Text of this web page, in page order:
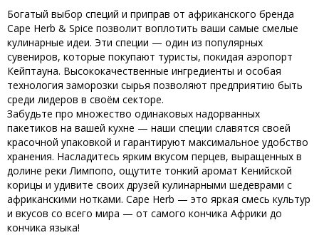
Богатый выбор специй и приправ от африканского бренда
Cape Herb & Spice позволит воплотить ваши самые смелые
кулинарные идеи. Эти специи — один из популярных
сувениров, которые покупают туристы, покидая аэропорт
Кейптауна. Высококачественные ингредиенты и особая
технология заморозки сырья позволяют предприятию быть
среди лидеров в своём секторе.
Забудьте про множество одинаковых надорванных
пакетиков на вашей кухне — наши специи славятся своей
красочной упаковкой и гарантируют максимальное удобство
хранения. Насладитесь ярким вкусом перцев, выращенных в
долине реки Лимпопо, ощутите тонкий аромат Кенийской
корицы и удивите своих друзей кулинарными шедеврами с
африканскими нотками. Cape Herb — это яркая смесь культур
и вкусов со всего мира — от самого кончика Африки до
кончика языка!